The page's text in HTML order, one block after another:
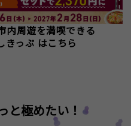
内周遊を満喫できる
きっぷ はこちら
と極めたい！